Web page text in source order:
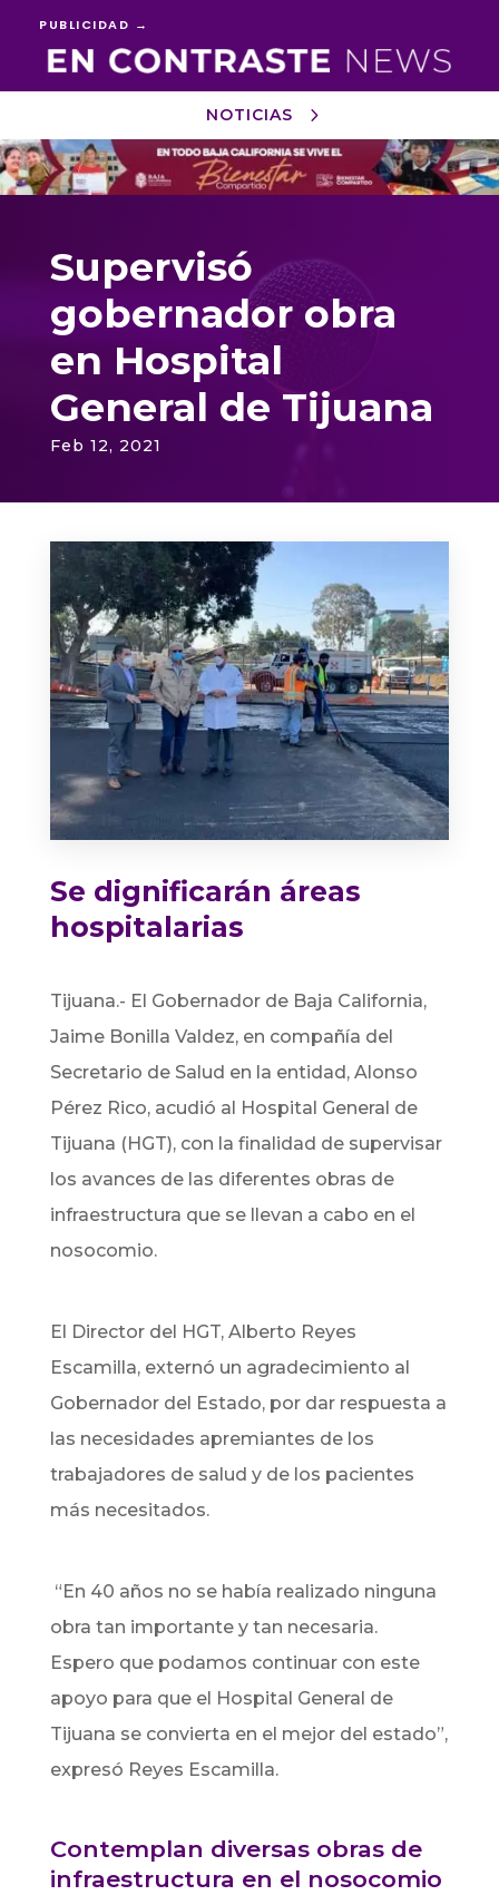
PUBLICIDAD →
NOTICIAS
Reproductor
de
vídeo
Supervisó
gobernador obra
en Hospital
General de Tijuana
Feb 12, 2021
Se dignificarán áreas
hospitalarias
Tijuana.- El Gobernador de Baja California,
Jaime Bonilla Valdez, en compañía del
Secretario de Salud en la entidad, Alonso
Pérez Rico, acudió al Hospital General de
Tijuana (HGT), con la finalidad de supervisar
los avances de las diferentes obras de
infraestructura que se llevan a cabo en el
nosocomio.
El Director del HGT, Alberto Reyes
Escamilla, externó un agradecimiento al
Gobernador del Estado, por dar respuesta a
las necesidades apremiantes de los
trabajadores de salud y de los pacientes
más necesitados.
“En 40 años no se había realizado ninguna
obra tan importante y tan necesaria.
Espero que podamos continuar con este
apoyo para que el Hospital General de
Tijuana se convierta en el mejor del estado”,
expresó Reyes Escamilla.
Contemplan diversas obras de
infraestructura en el nosocomio